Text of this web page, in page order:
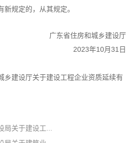
规定的，从其规定。
广东省住房和城乡建设厅
2023年10月31日
乡建设厅关于建设工程企业资质延续有
局关于建设工...